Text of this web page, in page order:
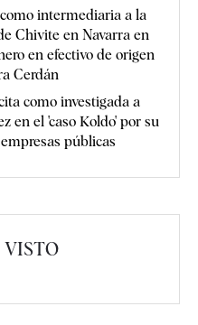
intermediaria a la
Chivite en Navarra en
en efectivo de origen
Cerdán
como investigada a
en el 'caso Koldo' por su
públicas
VISTO